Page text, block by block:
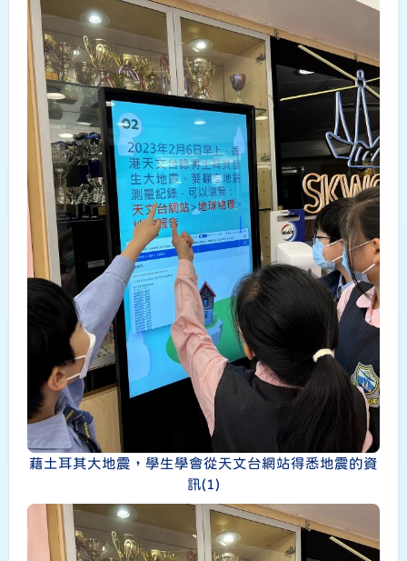
藉土耳其大地震，學生學會從天文台網站得悉地震的資
訊(1)